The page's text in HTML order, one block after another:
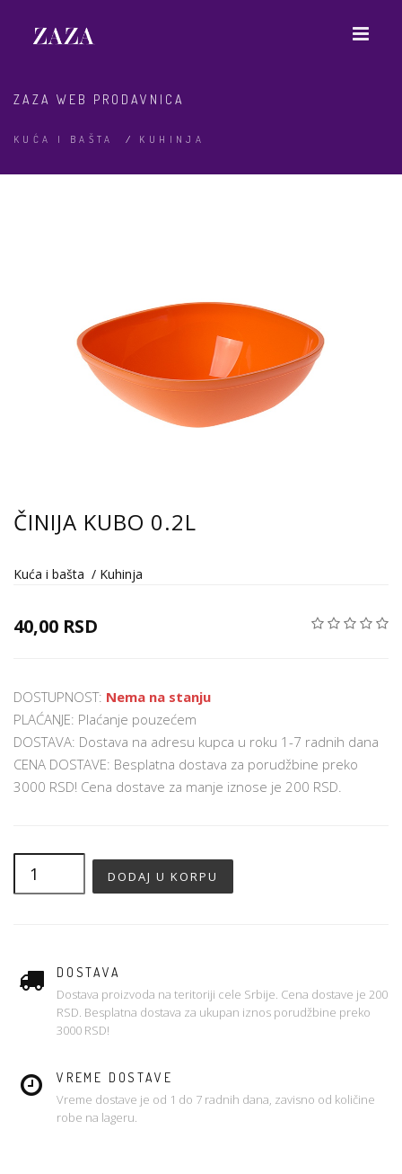
ZAZA WEB PRODAVNICA
KUĆA I BAŠTA / KUHINJA
ČINIJA KUBO 0.2L
Kuća i bašta / Kuhinja
40,00 RSD
DOSTUPNOST: Nema na stanju
PLAĆANJE: Plaćanje pouzećem
DOSTAVA: Dostava na adresu kupca u roku 1-7 radnih dana
CENA DOSTAVE: Besplatna dostava za porudžbine preko
3000 RSD! Cena dostave za manje iznose je 200 RSD.
DOSTAVA
Dostava proizvoda na teritoriji cele Srbije. Cena dostave je 200
RSD. Besplatna dostava za ukupan iznos porudžbine preko
3000 RSD!
VREME DOSTAVE
Vreme dostave je od 1 do 7 radnih dana, zavisno od količine
robe na lageru.